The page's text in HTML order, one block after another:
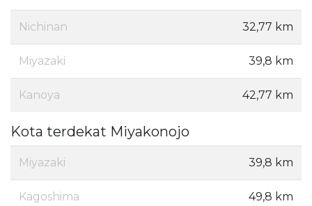
Nichinan 32,77 km
Miyazaki 39,8 km
Kanoya 42,77 km
Kota terdekat Miyakonojo
Miyazaki 39,8 km
Kagoshima 49,8 km